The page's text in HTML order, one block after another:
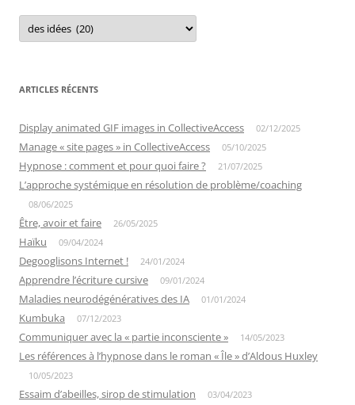
Catégories
ARTICLES RÉCENTS
Display animated GIF images in CollectiveAccess 02/12/2025
Manage « site pages » in CollectiveAccess 05/10/2025
Hypnose : comment et pour quoi faire ? 21/07/2025
L’approche systémique en résolution de problème/coaching
08/06/2025
Être, avoir et faire 26/05/2025
Haïku 09/04/2024
Degooglisons Internet ! 24/01/2024
Apprendre l’écriture cursive 09/01/2024
Maladies neurodégénératives des IA 01/01/2024
Kumbuka 07/12/2023
Communiquer avec la « partie inconsciente » 14/05/2023
Les références à l’hypnose dans le roman « Île » d’Aldous Huxley
10/05/2023
Essaim d’abeilles, sirop de stimulation 03/04/2023